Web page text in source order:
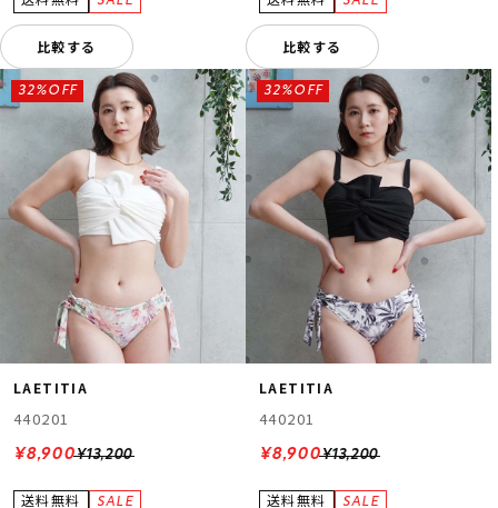
比較する 比較する
LAETITIA
440201
¥13,200
32%OFF
¥8,900
LAETITIA
440201
¥13,200
32%OFF
¥8,900